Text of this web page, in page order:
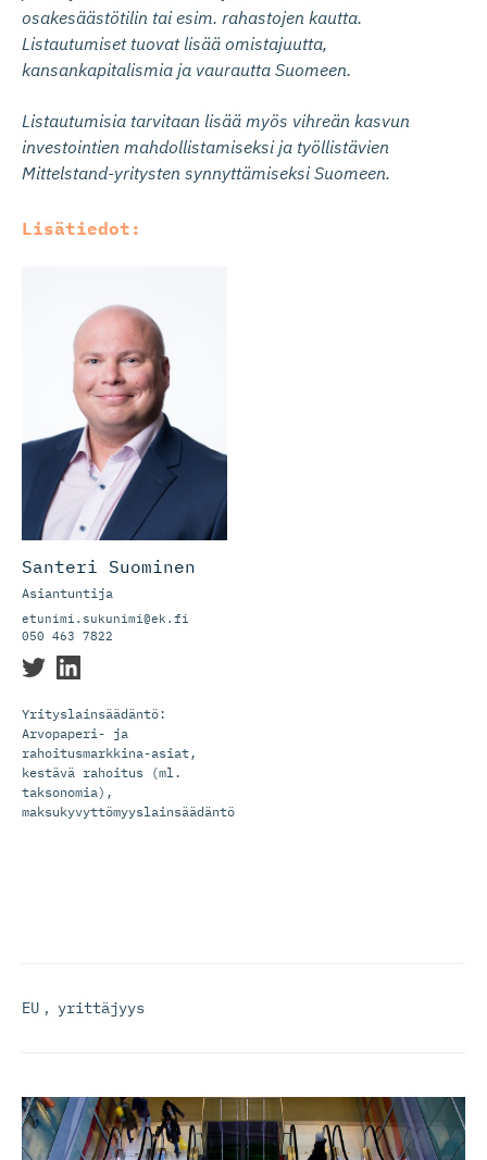
osakesäästötilin tai esim. rahastojen kautta.
Listautumiset tuovat lisää omistajuutta,
kansankapitalismia ja vaurautta Suomeen.
Listautumisia tarvitaan lisää myös vihreän kasvun
investointien mahdollistamiseksi ja työllistävien
Mittelstand-yritysten synnyttämiseksi Suomeen.
Lisätiedot:
Santeri Suominen
Asiantuntija
etunimi.sukunimi@ek.fi
050 463 7822
Yrityslainsäädäntö:
Arvopaperi- ja
rahoitusmarkkina-asiat,
kestävä rahoitus (ml.
taksonomia),
maksukyvyttömyyslainsäädäntö
EU , yrittäjyys